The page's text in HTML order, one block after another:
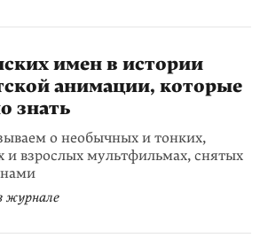
имен в истории
анимации, которые
знать
о необычных и тонких,
и взрослых мультфильмах, снятых
журнале